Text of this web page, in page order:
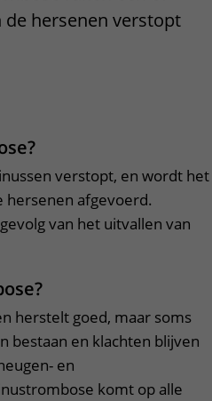
met verpleegafdeling
hersenen verstopt
verstopt, en wordt het
hersenen afgevoerd.
van het uitvallen van
herstelt goed, maar soms
bestaan en klachten blijven
en
komt op alle